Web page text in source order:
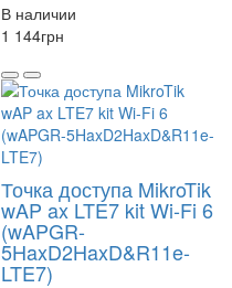
В наличии
1 144грн
Точка доступа MikroTik
wAP ax LTE7 kit Wi-Fi 6
(wAPGR-
5HaxD2HaxD&R11e-
LTE7)